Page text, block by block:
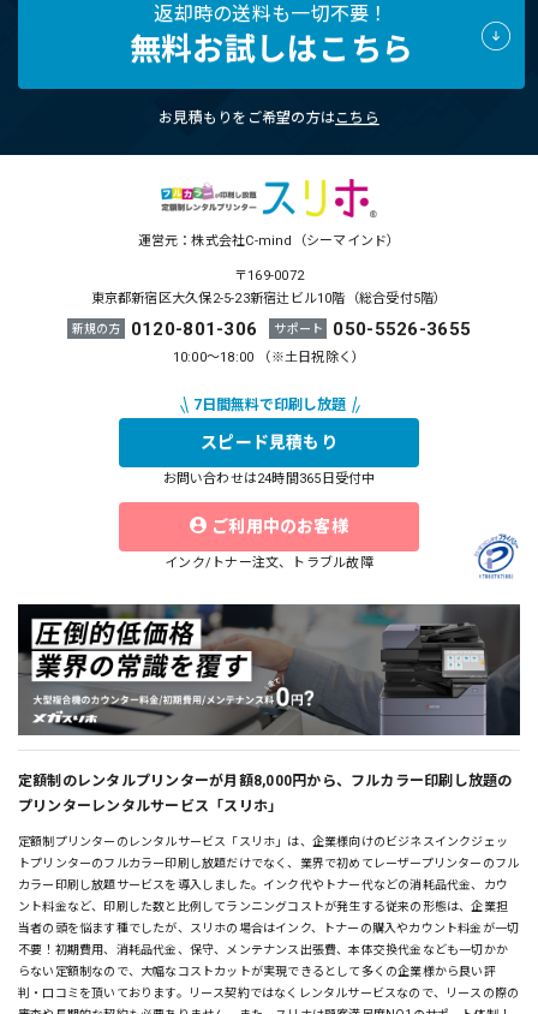
返却時の送料も一切不要！
無料お試しはこちら
お見積もりをご希望の方はこちら
運営元：株式会社C-mind（シーマインド）
〒169-0072
東京都新宿区大久保2-5-23新宿辻ビル10階（総合受付5階）
新規の方 0120-801-306 サポート 050-5526-3655
10:00～18:00 （※土日祝除く）
スピード見積もり
お問い合わせは24時間365日受付中
ご利用中のお客様
インク/トナー注文、トラブル故障
定額制のレンタルプリンターが月額8,000円から、フルカラー印刷し放題の
プリンターレンタルサービス「スリホ」
定額制プリンターのレンタルサービス「スリホ」は、企業様向けのビジネスインクジェッ
トプリンターのフルカラー印刷し放題だけでなく、業界で初めてレーザープリンターのフル
カラー印刷し放題サービスを導入しました。インク代やトナー代などの消耗品代金、カウ
ント料金など、印刷した数と比例してランニングコストが発生する従来の形態は、企業担
当者の頭を悩ます種でしたが、スリホの場合はインク、トナーの購入やカウント料金が一切
不要！初期費用、消耗品代金、保守、メンテナンス出張費、本体交換代金なども一切かか
らない定額制なので、大幅なコストカットが実現できるとして多くの企業様から良い評
判・口コミを頂いております。リース契約ではなくレンタルサービスなので、リースの際の